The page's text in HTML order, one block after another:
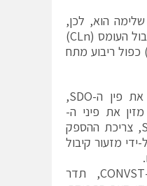
הוא, לכן,
סכום המכפלות של קיבול העומס (CLn)
כפול תדר המיתוג (fn) כפול ריבוע מתח
בשעה שה-ADC מזין את פין ה-SDO,
את פיני ה-
CS, CONVST ו-SCLK, צריכת ההספק
ידי מזעור קיבול
לגבי הפינים CS ו-CONVST, תדר